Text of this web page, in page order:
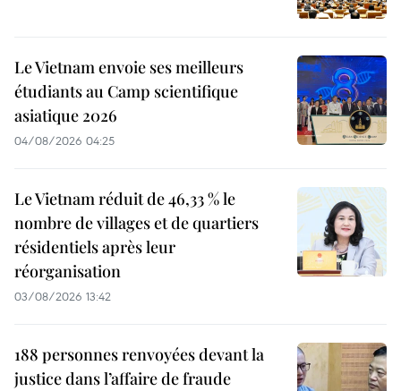
Le Vietnam envoie ses meilleurs
étudiants au Camp scientifique
asiatique 2026
04/08/2026 04:25
Le Vietnam réduit de 46,33 % le
nombre de villages et de quartiers
résidentiels après leur
réorganisation
03/08/2026 13:42
188 personnes renvoyées devant la
justice dans l’affaire de fraude